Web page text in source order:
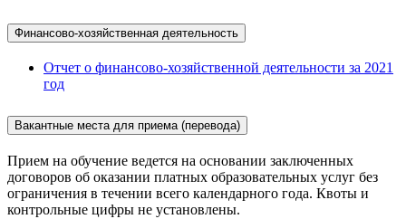
Финансово-хозяйственная деятельность
Отчет о финансово-хозяйственной деятельности за 2021
год
Вакантные места для приема (перевода)
Прием на обучение ведется на основании заключенных
договоров об оказании платных образовательных услуг без
ограничения в течении всего календарного года. Квоты и
контрольные цифры не установлены.